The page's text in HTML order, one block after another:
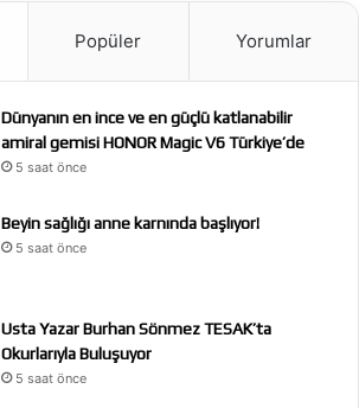
Popüler Yorumlar
Dünyanın en ince ve en güçlü katlanabilir
amiral gemisi HONOR Magic V6 Türkiye’de
5 saat önce
Beyin sağlığı anne karnında başlıyor!
5 saat önce
Usta Yazar Burhan Sönmez TESAK’ta
Okurlarıyla Buluşuyor
5 saat önce